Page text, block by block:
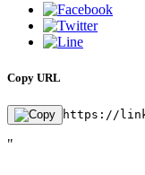
Copy URL
https://
"